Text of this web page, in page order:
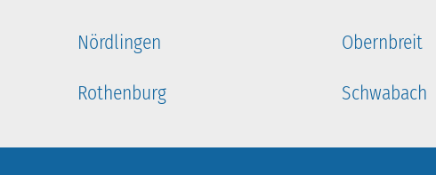
Nördlingen Obernbreit
Rothenburg Schwabach